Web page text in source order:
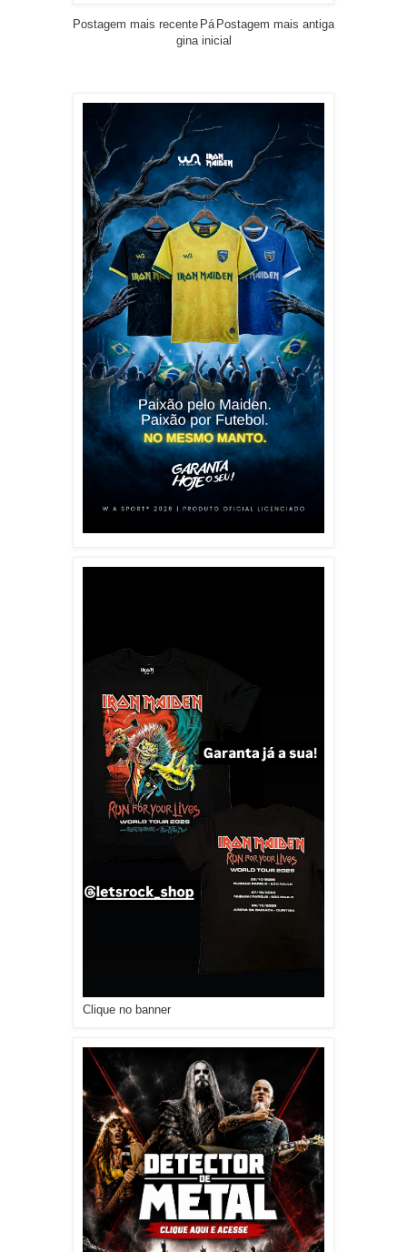
Postagem mais recente Postagem mais antiga
Pá
gina inicial
Clique no banner